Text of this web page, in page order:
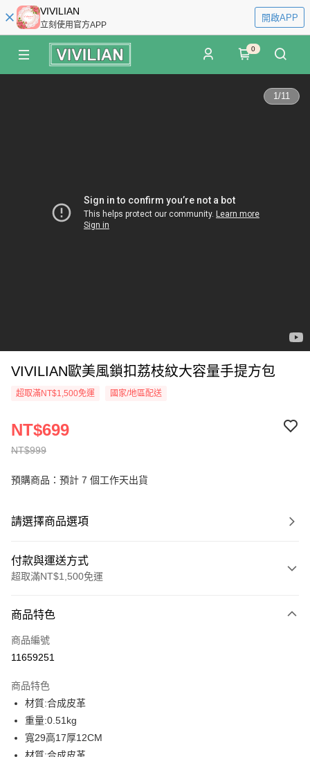
VIVILIAN
立刻使用官方APP
開啟APP
0
1/11
VIVILIAN歐美風鎖扣荔枝紋大容量手提方包
超取滿NT$1,500免運 國家/地區配送
NT$999
NT$699
預購商品：預計 7 個工作天出貨
請選擇商品選項
付款與運送方式
超取滿NT$1,500免運
信用卡一次付款
信用卡分期付款
合作金庫商業銀行
華南商業銀行
上海商業儲蓄銀行
國泰世華商業銀行
臺灣中小企業銀行
超商取貨付款
LINE Pay
Apple Pay
商品特色
商品編號
11659251
商品特色
材質:合成皮革
重量:0.51kg
寬29高17厚12CM